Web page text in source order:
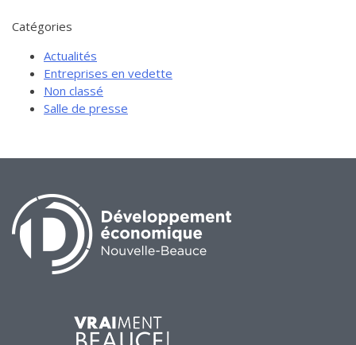
Catégories
Actualités
Entreprises en vedette
Non classé
Salle de presse